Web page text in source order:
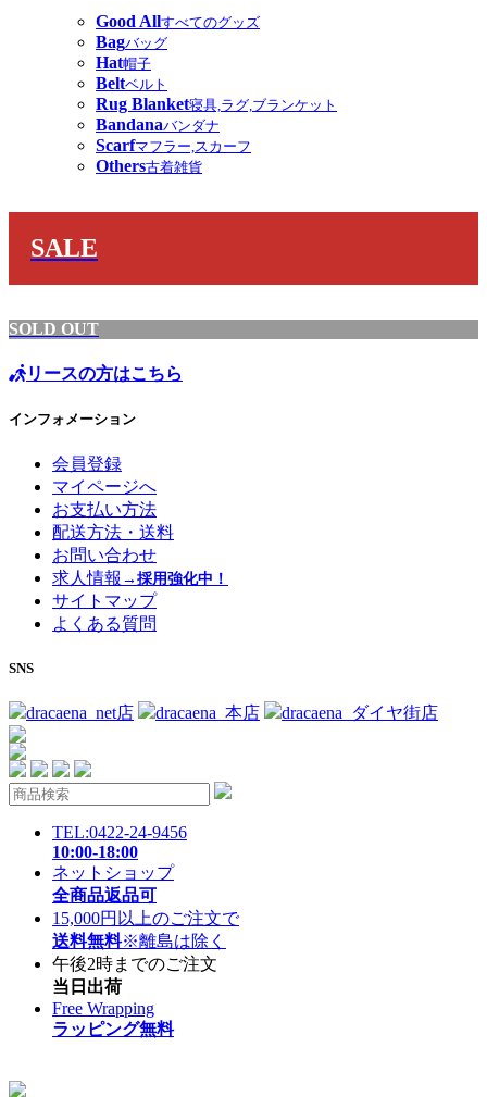
Good Allすべてのグッズ
Bagバッグ
Hat帽子
Beltベルト
Rug Blanket寝具,ラグ,ブランケット
Bandanaバンダナ
Scarfマフラー,スカーフ
Others古着雑貨
SALE
SOLD OUT
リースの方はこちら
インフォメーション
会員登録
マイページへ
お支払い方法
配送方法・送料
お問い合わせ
求人情報 →採用強化中！
サイトマップ
よくある質問
SNS
dracaena_net店 dracaena_本店 dracaena_ダイヤ街店
TEL:0422-24-9456
10:00-18:00
ネットショップ
全商品返品可
15,000円以上のご注文で
送料無料※離島は除く
午後2時までのご注文
当日出荷
Free Wrapping
ラッピング無料